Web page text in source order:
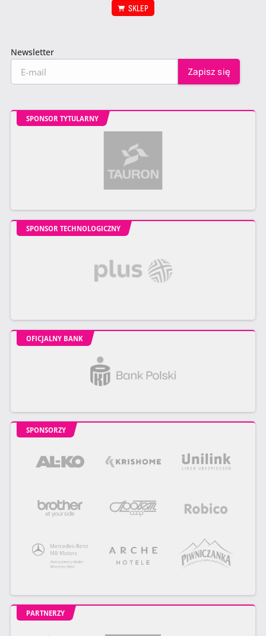
SKLEP
Newsletter
SPONSOR TYTULARNY
SPONSOR TECHNOLOGICZNY
OFICJALNY BANK
SPONSORZY
PARTNERZY